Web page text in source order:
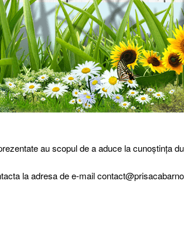
confidentialitate Livrare – Termeni si conditii
au scopul de a aduce la cunoștința
la adresa de e-mail